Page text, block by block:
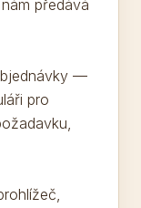
předává
—
pro